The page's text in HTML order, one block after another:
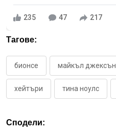
235 47 217
Тагове:
бионсе майкъл джексън
хейтъри тина ноулс
Сподели: